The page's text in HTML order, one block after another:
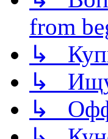
from
↳
↳ Ищу
↳